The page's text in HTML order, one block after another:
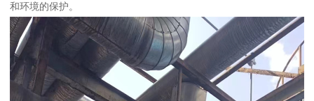
和环境的保护。